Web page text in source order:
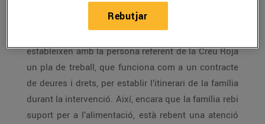
estableixen amb la persona referent de la Creu Roja
un pla de treball, que funciona com a un contracte
de deures i drets, per establir l’itinerari de la família
durant la intervenció. Així, encara que la família rebi
suport per a l’alimentació, està rebent una atenció
Rebutjar